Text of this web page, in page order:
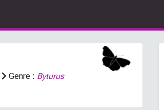
Genre : Byturus